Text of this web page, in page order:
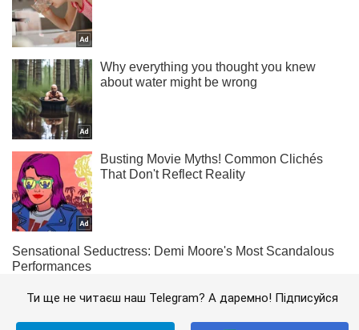
Ти ще не читаєш наш Telegram? А даремно! Підписуйся